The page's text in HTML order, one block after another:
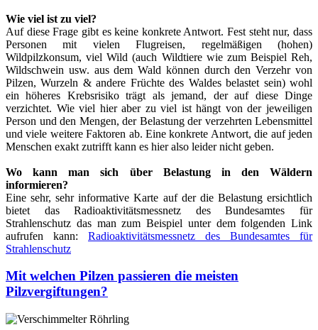
Wie viel ist zu viel?
Auf diese Frage gibt es keine konkrete Antwort. Fest steht nur, dass
Personen mit vielen Flugreisen, regelmäßigen (hohen)
Wildpilzkonsum, viel Wild (auch Wildtiere wie zum Beispiel Reh,
Wildschwein usw. aus dem Wald können durch den Verzehr von
Pilzen, Wurzeln & andere Früchte des Waldes belastet sein) wohl
ein höheres Krebsrisiko trägt als jemand, der auf diese Dinge
verzichtet. Wie viel hier aber zu viel ist hängt von der jeweiligen
Person und den Mengen, der Belastung der verzehrten Lebensmittel
und viele weitere Faktoren ab. Eine konkrete Antwort, die auf jeden
Menschen exakt zutrifft kann es hier also leider nicht geben.
Wo kann man sich über Belastung in den Wäldern
informieren?
Eine sehr, sehr informative Karte auf der die Belastung ersichtlich
bietet das Radioaktivitätsmessnetz des Bundesamtes für
Strahlenschutz das man zum Beispiel unter dem folgenden Link
aufrufen kann: Radioaktivitätsmessnetz des Bundesamtes für
Strahlenschutz
Mit welchen Pilzen passieren die meisten
Pilzvergiftungen?